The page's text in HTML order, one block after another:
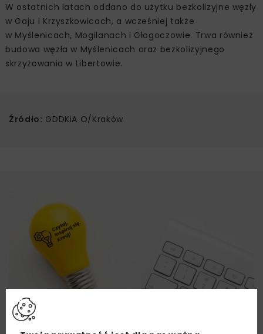
W ostatnich latach oddano do użytku bezkolizyjne węzły
w Gaju i Krzyszkowicach, a wcześniej także
w Myślenicach, Mogilanach i Głogoczowie. Trwa również
budowa węzła w Myślenicach oraz bezkolizyjnego
skrzyżowania w Libertowie.
Źródło: GDDKiA O/Kraków